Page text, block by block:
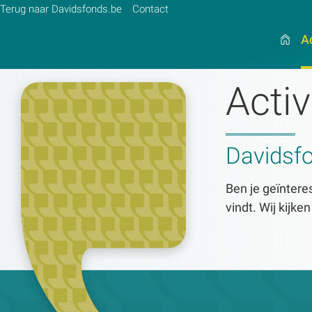
Terug naar Davidsfonds.be Contact
Ben je
vindt. Wij
Zoek: